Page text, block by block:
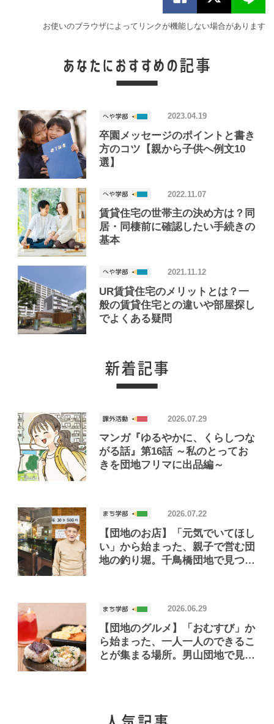
お使いのブラウザによってリンクが機能しない場合があります
卒園メッセージのポイントと書き
方のコツ【親から子供へ例文10
選】
2023.04.19
賃貸住宅の世帯主の決め方は？同
居・同棲前に確認したい手続きの
基本
2022.11.07
UR賃貸住宅のメリットとは？一
般の賃貸住宅との違いや部屋探し
でよくある疑問
2021.11.12
マンガ『ゆるやかに、くらしつな
がる話』第16話 ～私のとってお
きを団地フリマに出品編～
2026.07.29
【団地のお店】「元気でいてほし
い」から始まった、親子で営む団
地の釣り堀。千鳥橋団地で見つけ
2026.07.22
【団地のグルメ】「おむすび」か
ら始まった、一人一人のできるこ
とが集まる場所。男山団地で見つ
2026.06.29